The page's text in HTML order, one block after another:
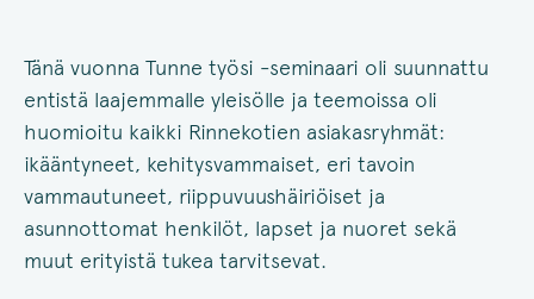
Tänä vuonna Tunne työsi -seminaari oli suunnattu
entistä laajemmalle yleisölle ja teemoissa oli
huomioitu kaikki Rinnekotien asiakasryhmät:
ikääntyneet, kehitysvammaiset, eri tavoin
vammautuneet, riippuvuushäiriöiset ja
asunnottomat henkilöt, lapset ja nuoret sekä
muut erityistä tukea tarvitsevat.